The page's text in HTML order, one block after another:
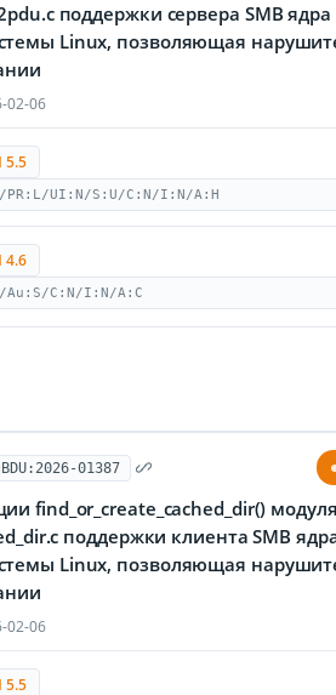
поддержки сервера SMB ядра
Linux, позволяющая
02-06
5.5
PR:L/UI:N/S:U/C:N/I:N/A:H
4.6
Au:S/C:N/I:N/A:C
BDU:2026-01387
find_or_create_cached_dir()
поддержки клиента SMB
Linux, позволяющая
02-06
5.5